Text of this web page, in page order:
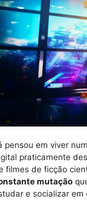
pensou em viver
praticamente
filmes de ficção
mutação
e socializar